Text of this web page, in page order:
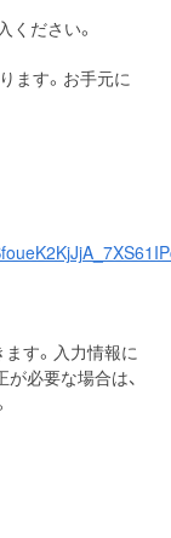
ださい。
ます。お手元に
す。入力情報に
必要な場合は、